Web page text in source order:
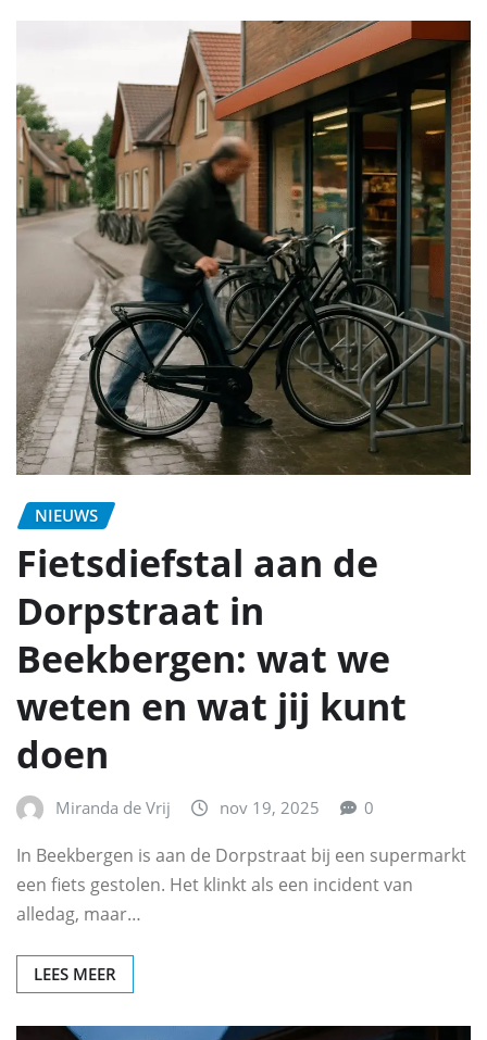
NIEUWS
Fietsdiefstal aan de
Dorpstraat in
Beekbergen: wat we
weten en wat jij kunt
doen
Miranda de Vrij nov 19, 2025 0
In Beekbergen is aan de Dorpstraat bij een supermarkt
een fiets gestolen. Het klinkt als een incident van
alledag, maar…
LEES MEER